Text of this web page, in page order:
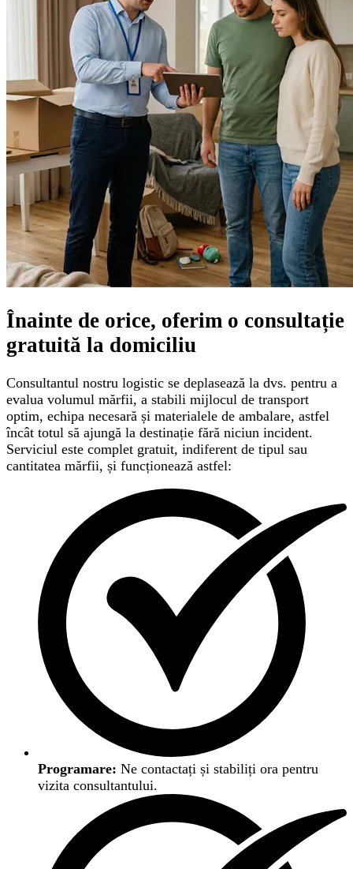
Înainte de orice, oferim o consultație
gratuită la domiciliu
Consultantul nostru logistic se deplasează la dvs. pentru a
evalua volumul mărfii, a stabili mijlocul de transport
optim, echipa necesară și materialele de ambalare, astfel
încât totul să ajungă la destinație fără niciun incident.
Serviciul este complet gratuit, indiferent de tipul sau
cantitatea mărfii, și funcționează astfel:
Programare: Ne contactați și stabiliți ora pentru
vizita consultantului.